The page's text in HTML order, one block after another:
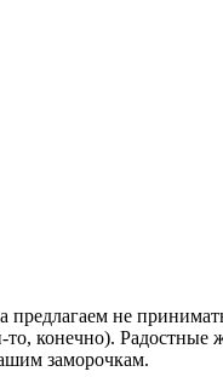
предлагаем не
конечно).
заморочкам.